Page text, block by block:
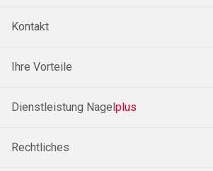
Kontakt
Ihre Vorteile
Dienstleistung Nagel plus
Rechtliches